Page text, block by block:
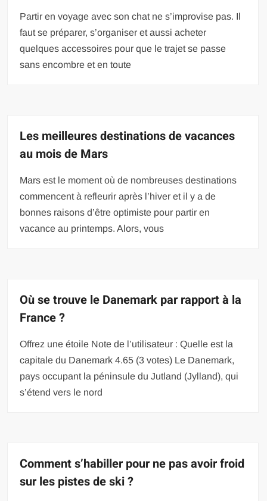
Partir en voyage avec son chat ne s’improvise pas. Il
faut se préparer, s’organiser et aussi acheter
quelques accessoires pour que le trajet se passe
sans encombre et en toute
Les meilleures destinations de vacances
au mois de Mars
Mars est le moment où de nombreuses destinations
commencent à refleurir après l’hiver et il y a de
bonnes raisons d’être optimiste pour partir en
vacance au printemps. Alors, vous
Où se trouve le Danemark par rapport à la
France ?
Offrez une étoile Note de l’utilisateur : Quelle est la
capitale du Danemark 4.65 (3 votes) Le Danemark,
pays occupant la péninsule du Jutland (Jylland), qui
s’étend vers le nord
Comment s’habiller pour ne pas avoir froid
sur les pistes de ski ?